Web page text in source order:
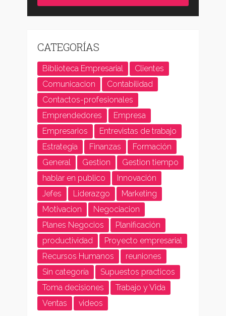
CATEGORÍAS
Biblioteca Empresarial
Clientes
Comunicacion
Contabilidad
Contactos-profesionales
Emprendedores
Empresa
Empresarios
Entrevistas de trabajo
Estrategia
Finanzas
Formación
General
Gestion
Gestion tiempo
hablar en publico
Innovación
Jefes
Liderazgo
Marketing
Motivacion
Negociacion
Planes Negocios
Planificación
productividad
Proyecto empresarial
Recursos Humanos
reuniones
Sin categoría
Supuestos practicos
Toma decisiones
Trabajo y Vida
Ventas
videos